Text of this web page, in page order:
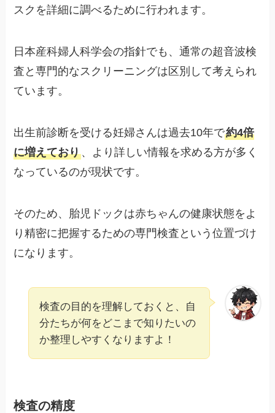
スクを詳細に調べるために行われます。
日本産科婦人科学会の指針でも、通常の超音波検
査と専門的なスクリーニングは区別して考えられ
ています。
出生前診断を受ける妊婦さんは過去10年で約4倍
に増えており、より詳しい情報を求める方が多く
なっているのが現状です。
そのため、胎児ドックは赤ちゃんの健康状態をよ
り精密に把握するための専門検査という位置づけ
になります。
検査の目的を理解しておくと、自
分たちが何をどこまで知りたいの
か整理しやすくなりますよ！
検査の精度